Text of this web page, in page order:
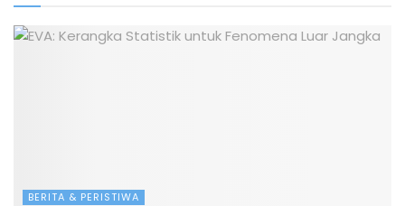
BERITA & PERISTIWA